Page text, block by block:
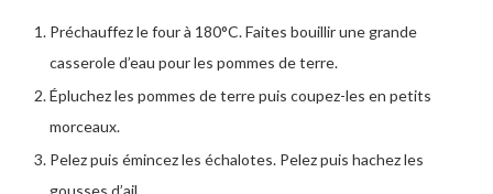
Préchauffez le four à 180°C. Faites bouillir une grande
casserole d’eau pour les pommes de terre.
Épluchez les pommes de terre puis coupez-les en petits
morceaux.
Pelez puis émincez les échalotes. Pelez puis hachez les